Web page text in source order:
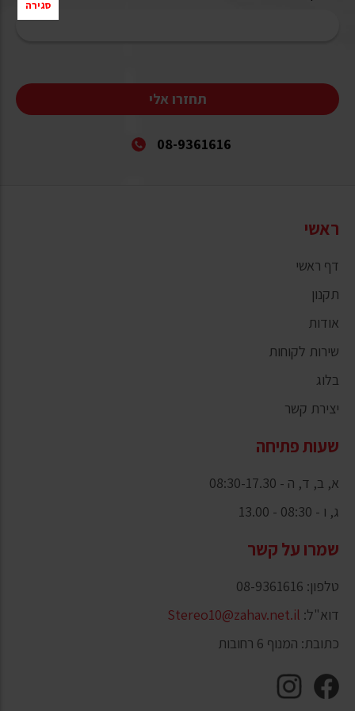
תחזרו אלי
08-9361616
ראשי
דף ראשי
תקנון
אודות
שירות לקוחות
בלוג
יצירת קשר
שעות פתיחה
א, ב, ד, ה - 08:30-17.30
ג, ו - 08:30 - 13.00
שמרו על קשר
טלפון: 08-9361616
דוא"ל: Stereo10@zahav.net.il
כתובת: המנוף 6 רחובות
סגירה